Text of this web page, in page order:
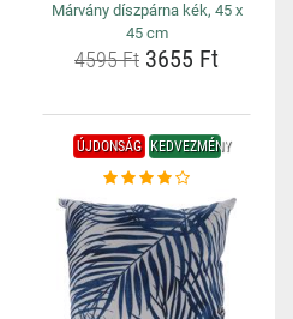
Márvány díszpárna kék, 45 x
45 cm
4595 Ft 3655 Ft
ÚJDONSÁG KEDVEZMÉNY